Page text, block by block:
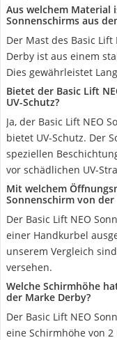
Aus welchem Material
Sonnenschirms aus
Der Mast des Basic
Derby ist aus einem
Dies gewährleistet
Bietet der Basic Lift
UV-Schutz?
Ja, der Basic Lift NEO
bietet UV-Schutz. Der
speziellen
vor schädlichen UV-
Mit welchem
Sonnenschirm von
Der Basic Lift NEO
einer Handkurbel
unserem Vergleich
versehen.
Welche Schirmhöhe
der Marke Derby?
Der Basic Lift NEO
eine Schirmhöhe von